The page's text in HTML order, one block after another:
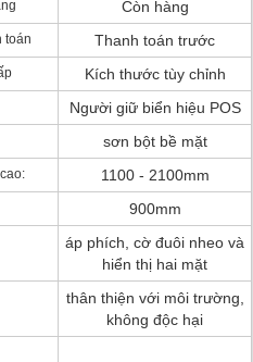
Còn hàng
toán Thanh toán trước
Kích thước tùy chỉnh
Người giữ biển hiệu POS
sơn bột bề mặt
1100 - 2100mm
900mm
áp phích, cờ đuôi nheo và
hiển thị hai mặt
thân thiện với môi trường,
không độc hại